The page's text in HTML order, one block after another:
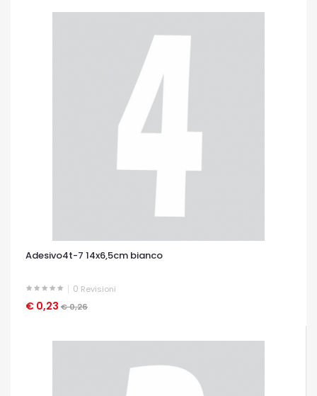
Adesivo4t-7 14x6,5cm bianco
0 Revisioni
€ 0,23 € 0,26
OCCHIATA VELOCE